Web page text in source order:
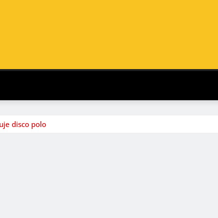
disco polo